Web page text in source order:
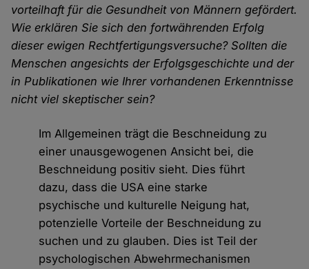
vorteilhaft für die Gesundheit von Männern gefördert.
Wie erklären Sie sich den fortwährenden Erfolg
dieser ewigen Rechtfertigungsversuche? Sollten die
Menschen angesichts der Erfolgsgeschichte und der
in Publikationen wie Ihrer vorhandenen Erkenntnisse
nicht viel skeptischer sein?
Im Allgemeinen trägt die Beschneidung zu
einer unausgewogenen Ansicht bei, die
Beschneidung positiv sieht. Dies führt
dazu, dass die USA eine starke
psychische und kulturelle Neigung hat,
potenzielle Vorteile der Beschneidung zu
suchen und zu glauben. Dies ist Teil der
psychologischen Abwehrmechanismen